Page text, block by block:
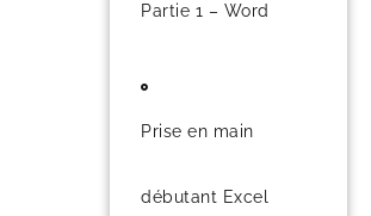
Partie 1 – Word
Prise en main
débutant Excel